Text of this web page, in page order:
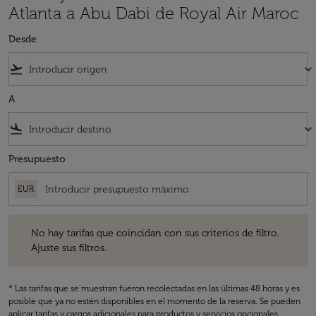
Atlanta a Abu Dabi de Royal Air Maroc
Desde
flight_takeoff keyboard_arrow_down
A
flight_land keyboard_arrow_down
Presupuesto
EUR
No hay tarifas que coincidan con sus criterios de filtro.
Ajuste sus filtros.
* Las tarifas que se muestran fueron recolectadas en las últimas 48 horas y es
posible que ya no estén disponibles en el momento de la reserva. Se pueden
aplicar tarifas y cargos adicionales para productos y servicios opcionales.